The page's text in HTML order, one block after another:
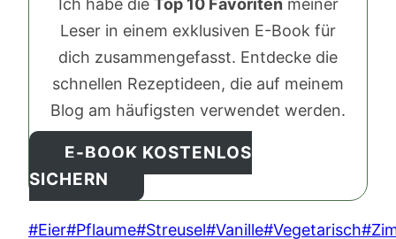
Leser in einem exklusiven E-Book für
dich zusammengefasst. Entdecke die
schnellen Rezeptideen, die auf meinem
Blog am häufigsten verwendet werden.
E-BOOK KOSTENLOS
SICHERN
Schlagworte:
#Eier#Pflaume#Streusel#Vanille#Vegetarisch#